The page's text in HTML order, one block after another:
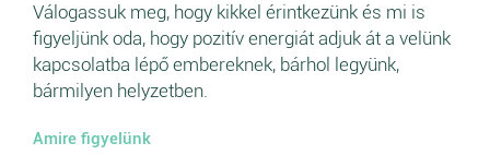
Válogassuk meg, hogy kikkel érintkezünk és mi is
figyeljünk oda, hogy pozitív energiát adjuk át a velünk
kapcsolatba lépő embereknek, bárhol legyünk,
bármilyen helyzetben.
Amire figyelünk